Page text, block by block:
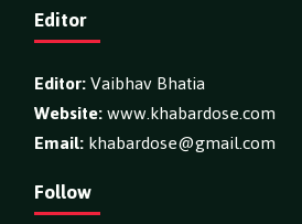
Editor
Editor:Vaibhav Bhatia
Website:www.khabardose.com
Email:khabardose@gmail.com
Follow